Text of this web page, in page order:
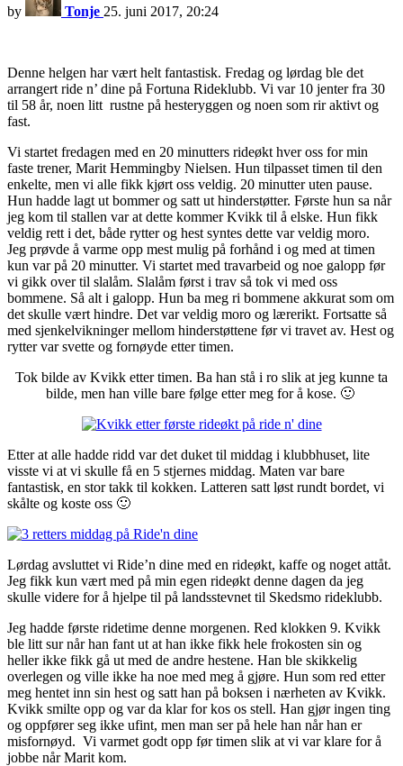
by Tonje 25. juni 2017, 20:24
Denne helgen har vært helt fantastisk. Fredag og lørdag ble det
arrangert ride n’ dine på Fortuna Rideklubb. Vi var 10 jenter fra 30
til 58 år, noen litt rustne på hesteryggen og noen som rir aktivt og
fast.
Vi startet fredagen med en 20 minutters rideøkt hver oss for min
faste trener, Marit Hemmingby Nielsen. Hun tilpasset timen til den
enkelte, men vi alle fikk kjørt oss veldig. 20 minutter uten pause.
Hun hadde lagt ut bommer og satt ut hinderstøtter. Første hun sa når
jeg kom til stallen var at dette kommer Kvikk til å elske. Hun fikk
veldig rett i det, både rytter og hest syntes dette var veldig moro.
Jeg prøvde å varme opp mest mulig på forhånd i og med at timen
kun var på 20 minutter. Vi startet med travarbeid og noe galopp før
vi gikk over til slalåm. Slalåm først i trav så tok vi med oss
bommene. Så alt i galopp. Hun ba meg ri bommene akkurat som om
det skulle vært hindre. Det var veldig moro og lærerikt. Fortsatte så
med sjenkelvikninger mellom hinderstøttene før vi travet av. Hest og
rytter var svette og fornøyde etter timen.
Tok bilde av Kvikk etter timen. Ba han stå i ro slik at jeg kunne ta
bilde, men han ville bare følge etter meg for å kose. 🙂
Etter at alle hadde ridd var det duket til middag i klubbhuset, lite
visste vi at vi skulle få en 5 stjernes middag. Maten var bare
fantastisk, en stor takk til kokken. Latteren satt løst rundt bordet, vi
skålte og koste oss 🙂
Lørdag avsluttet vi Ride’n dine med en rideøkt, kaffe og noget attåt.
Jeg fikk kun vært med på min egen rideøkt denne dagen da jeg
skulle videre for å hjelpe til på landsstevnet til Skedsmo rideklubb.
Jeg hadde første ridetime denne morgenen. Red klokken 9. Kvikk
ble litt sur når han fant ut at han ikke fikk hele frokosten sin og
heller ikke fikk gå ut med de andre hestene. Han ble skikkelig
overlegen og ville ikke ha noe med meg å gjøre. Hun som red etter
meg hentet inn sin hest og satt han på boksen i nærheten av Kvikk.
Kvikk smilte opp og var da klar for kos os stell. Han gjør ingen ting
og oppfører seg ikke ufint, men man ser på hele han når han er
misfornøyd. Vi varmet godt opp før timen slik at vi var klare for å
jobbe når Marit kom.